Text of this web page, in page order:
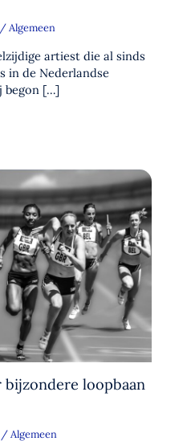
/ Algemeen
artiest die al sinds
in de Nederlandse
begon […]
bijzondere loopbaan
/ Algemeen